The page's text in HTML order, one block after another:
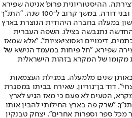
ההיסטוריונית פרופ' אניטה שפירא
מצאה במחקריה כי בעבור שמר ובני דורה, במשך קרוב ל־100 שנה, "התנ"ך
במעלה בחברה היהודית הנוצרת בארץ
נתגבשה בצילו. השפה העברית
דימויים ואסוציאציות". "אלא שמאז
של המאה ה־20", העירה שפירא, "חל פיחות במעמד הנישא של
של המקרא בזהות הישראלית
שנים מלמעלה. במגילת העצמאות
דוד בן־גוריון, שאירח בביתו במסגרת
הטעים לא פעם כי מאז הגיע לארץ
"שרק פה בארץ החילותי להבין אותו
מכל ספר וספרות אחרים". יצחק טבנקין